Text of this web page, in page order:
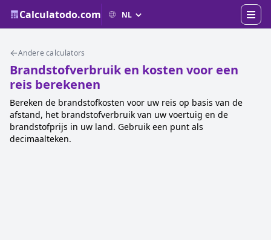
Calculatodo.com
Andere calculators
Brandstofverbruik en kosten voor een
reis berekenen
Bereken de brandstofkosten voor uw reis op basis van de
afstand, het brandstofverbruik van uw voertuig en de
brandstofprijs in uw land. Gebruik een punt als
decimaalteken.